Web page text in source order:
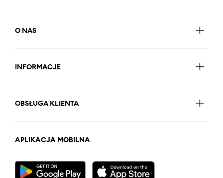
O NAS
INFORMACJE
OBSŁUGA KLIENTA
APLIKACJA MOBILNA